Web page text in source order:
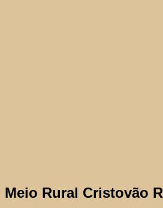
Meio Rural Cristovão